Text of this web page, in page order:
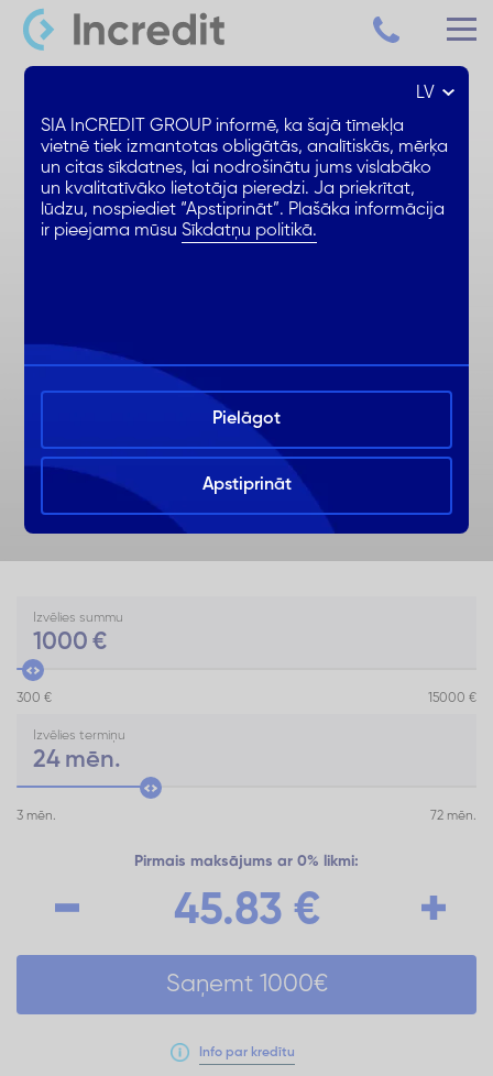
Patēriņa kredīts līdz 15 000 €
Samazināta % likme
1. mēnesis BEZ ikmēneša %
Ērta noformēšana online
Izvēlies summu
1000 €
300 € 15000 €
Izvēlies termiņu
24 mēn.
3 mēn. 72 mēn.
Pirmais maksājums ar 0% likmi:
45.83 €
Saņemt 1000€
Info par kredītu
LV
SIA InCREDIT GROUP informē, ka šajā tīmekļa
vietnē tiek izmantotas obligātās, analītiskās, mērķa
un citas sīkdatnes, lai nodrošinātu jums vislabāko
un kvalitatīvāko lietotāja pieredzi. Ja priekrītat,
lūdzu, nospiediet “Apstiprināt”. Plašāka informācija
ir pieejama mūsuSīkdatņu politikā.
Pielāgot
Apstiprināt